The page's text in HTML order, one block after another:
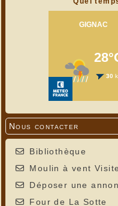
Nous contacter
Bibliothèque
Moulin à vent
Déposer une
Four de La Sotte